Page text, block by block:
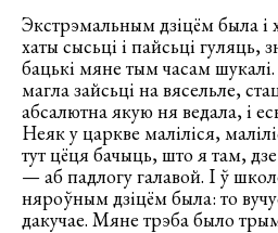
Экстрэмальным дзіцём была і
хаты сысьці і пайсьці гуляць,
бацькі мяне тым часам
магла зайсьці на вясельле,
абсалютна якую ня ведала, і
Неяк у царкве маліліся,
тут цёця бачыць, што я там,
— аб падлогу галавой. І ў
няроўным дзіцём была: то
дакучае. Мяне трэба было